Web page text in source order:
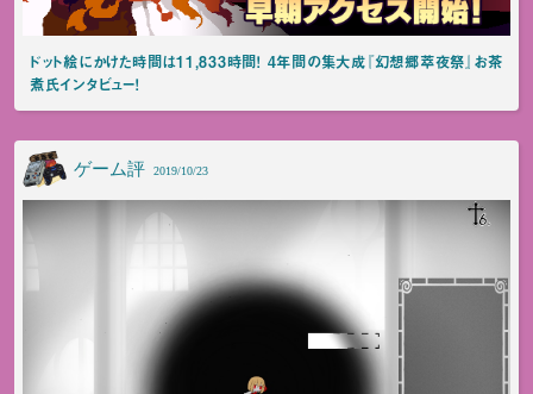
ドット絵にかけた時間は11,833時間！ 4年間の集大成『幻想郷萃夜祭』お茶
煮氏インタビュー！
ゲーム評 2019/10/23